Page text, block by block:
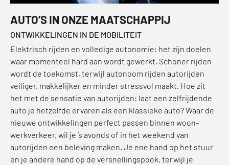
AUTO’S IN ONZE MAATSCHAPPIJ
ONTWIKKELINGEN IN DE MOBILITEIT
Elektrisch rijden en volledige autonomie: het zijn doelen
waar momenteel hard aan wordt gewerkt. Schoner rijden
wordt de toekomst, terwijl autonoom rijden autorijden
veiliger, makkelijker en minder stressvol maakt. Hoe zit
het met de sensatie van autorijden: laat een zelfrijdende
auto je hetzelfde ervaren als een klassieke auto? Waar de
nieuwe ontwikkelingen perfect passen binnen woon-
werkverkeer, wil je ’s avonds of in het weekend van
autorijden een beleving maken. Je ene hand op het stuur
en je andere hand op de versnellingspook, terwijl je